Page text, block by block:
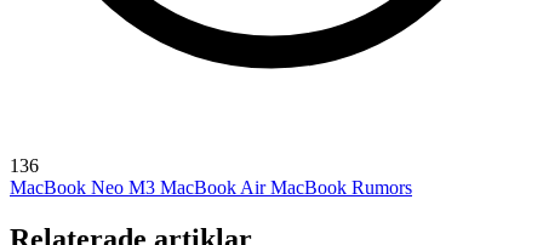
136
MacBook Neo M3 MacBook AirMacBook Rumors
Relaterade artiklar